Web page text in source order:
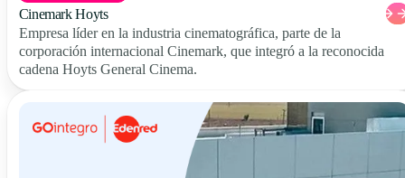
Cinemark Hoyts
Empresa líder en la industria cinematográfica, parte de la
corporación internacional Cinemark, que integró a la reconocida
cadena Hoyts General Cinema.